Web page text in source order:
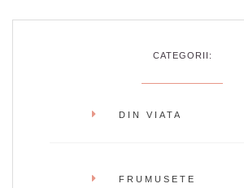
CATEGORII:
DIN VIATA
FRUMUSETE